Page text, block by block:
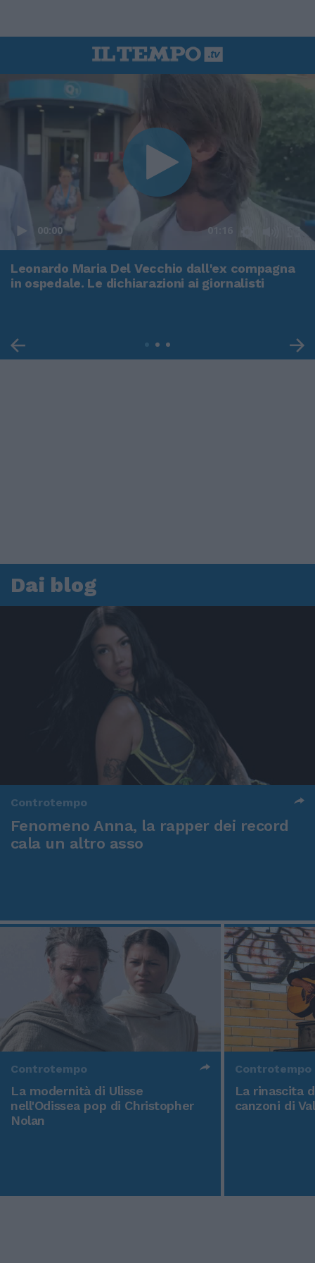
00:00 01:16
Leonardo Maria Del Vecchio dall'ex compagna
in ospedale. Le dichiarazioni ai giornalisti
Dai blog
Controtempo
Fenomeno Anna, la rapper dei record
cala un altro asso
Controtempo
La modernità di Ulisse
nell'Odissea pop di Christopher
Nolan
Controtempo
La rinascita
canzoni di